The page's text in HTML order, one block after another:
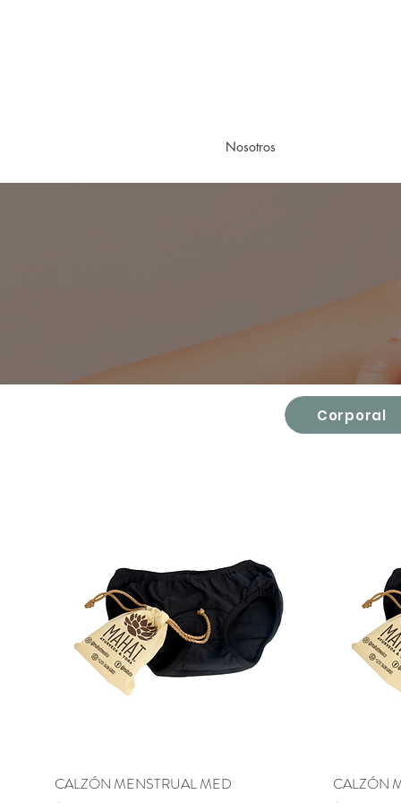
Nosotros
Corporal
Vista rápida
CALZÓN MENSTRUAL MED
CALZÓN